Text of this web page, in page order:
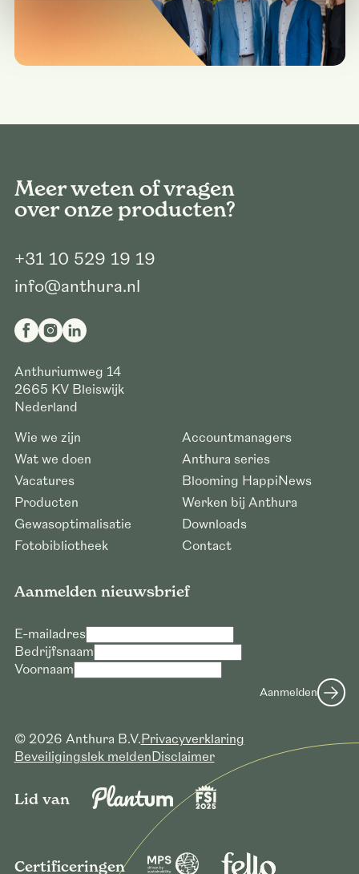
Meer weten of vragen
over onze producten?
+31 10 529 19 19
info@anthura.nl
Anthuriumweg 14
2665 KV Bleiswijk
Nederland
Wie we zijn
Wat we doen
Vacatures
Producten
Gewasoptimalisatie
Fotobibliotheek
Accountmanagers
Anthura series
Blooming HappiNews
Werken bij Anthura
Downloads
Contact
Aanmelden nieuwsbrief
E-mailadres
Bedrijfsnaam
Voornaam
Aanmelden
© 2026 Anthura B.V.Privacyverklaring
Beveiligingslek meldenDisclaimer
Lid van
Certificeringen